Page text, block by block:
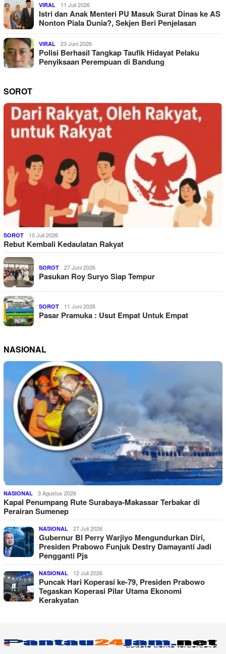
VIRAL 11 Juli 2026
Istri dan Anak Menteri PU Masuk Surat Dinas ke AS
Nonton Piala Dunia?, Sekjen Beri Penjelasan
VIRAL 23 Juni 2026
Polisi Berhasil Tangkap Taufik Hidayat Pelaku
Penyiksaan Perempuan di Bandung
SOROT
SOROT 10 Juli 2026
Rebut Kembali Kedaulatan Rakyat
SOROT 27 Juni 2026
Pasukan Roy Suryo Siap Tempur
SOROT 11 Juni 2026
Pasar Pramuka : Usut Empat Untuk Empat
NASIONAL
NASIONAL 3 Agustus 2026
Kapal Penumpang Rute Surabaya-Makassar Terbakar di
Perairan Sumenep
NASIONAL 27 Juli 2026
Gubernur BI Perry Warjiyo Mengundurkan Diri,
Presiden Prabowo Funjuk Destry Damayanti Jadi
Pengganti Pjs
NASIONAL 12 Juli 2026
Puncak Hari Koperasi ke-79, Presiden Prabowo
Tegaskan Koperasi Pilar Utama Ekonomi
Kerakyatan